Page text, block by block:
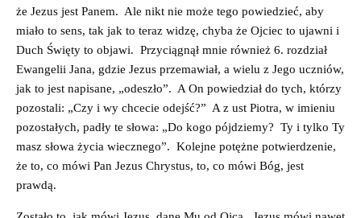
że Jezus jest Panem. Ale nikt nie może tego powiedzieć, aby
miało to sens, tak jak to teraz widzę, chyba że Ojciec to ujawni i
Duch Święty to objawi. Przyciągnął mnie również 6. rozdział
Ewangelii Jana, gdzie Jezus przemawiał, a wielu z Jego uczniów,
jak to jest napisane, „odeszło”. A On powiedział do tych, którzy
pozostali: „Czy i wy chcecie odejść?” A z ust Piotra, w imieniu
pozostałych, padły te słowa: „Do kogo pójdziemy? Ty i tylko Ty
masz słowa życia wiecznego”. Kolejne potężne potwierdzenie,
że to, co mówi Pan Jezus Chrystus, to, co mówi Bóg, jest
prawdą.